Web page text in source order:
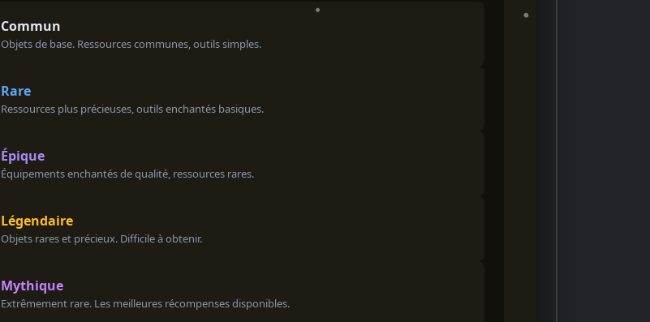
Commun
Objets de base. Ressources communes, outils simples.
Rare
Ressources plus précieuses, outils enchantés basiques.
Épique
Équipements enchantés de qualité, ressources rares.
Légendaire
Objets rares et précieux. Difficile à obtenir.
Mythique
Extrêmement rare. Les meilleures récompenses disponibles.